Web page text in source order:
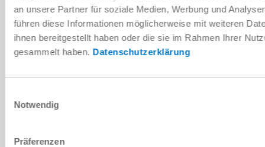
an unsere Partner für soziale Medien, Werbung und
führen diese Informationen möglicherweise mit weiteren
ihnen bereitgestellt haben oder die sie im Rahmen Ihrer
gesammelt haben. Datenschutzerklärung
Notwendig
Präferenzen
Herunterladen